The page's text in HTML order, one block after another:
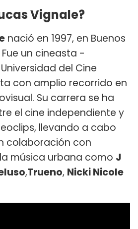
Vignale?
nació en 1997, en Buenos
un cineasta -
del Cine
con amplio recorrido en
Su carrera se ha
el cine independiente y
llevando a cabo
colaboración con
música urbana como J
,Trueno, Nicki Nicole